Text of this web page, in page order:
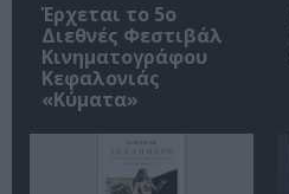
Έρχεται το 5ο
Διεθνές Φεστιβάλ
Κινηματογράφου
Κεφαλονιάς
«Κύματα»